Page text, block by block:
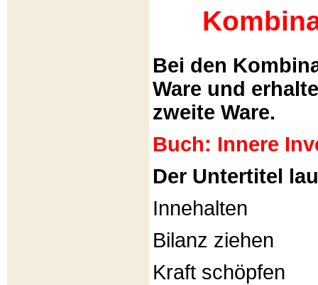
Bei den
Ware und
zweite Ware.
Buch: Innere
Der Untertitel
Innehalten
Bilanz ziehen
Kraft schöpfen